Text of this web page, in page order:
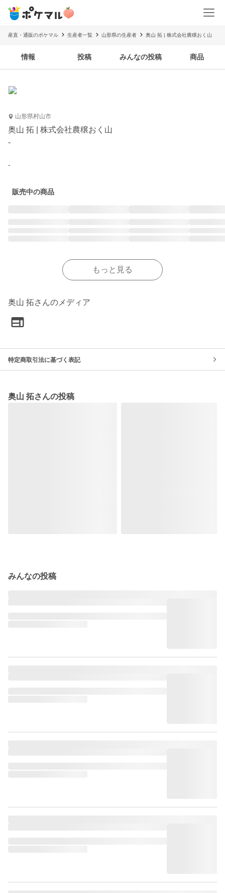
産直・通販のポケマル 生産者一覧 山形県の生産者 奥山 拓 | 株式会社農穣おく山
情報 投稿 みんなの投稿 商品
山形県村山市
奥山 拓 | 株式会社農穣おく山
-
-
販売中の商品
もっと見る
奥山 拓さんのメディア
特定商取引法に基づく表記
奥山 拓さんの投稿
みんなの投稿